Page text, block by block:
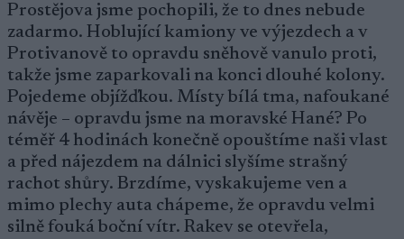
Prostějova jsme pochopili, že to dnes nebude
zadarmo. Hoblující kamiony ve výjezdech a v
Protivanově to opravdu sněhově vanulo proti,
takže jsme zaparkovali na konci dlouhé kolony.
Pojedeme objížďkou. Místy bílá tma, nafoukané
návěje – opravdu jsme na moravské Hané? Po
téměř 4 hodinách konečně opouštíme naši vlast
a před nájezdem na dálnici slyšíme strašný
rachot shůry. Brzdíme, vyskakujeme ven a
mimo plechy auta chápeme, že opravdu velmi
silně fouká boční vítr. Rakev se otevřela,